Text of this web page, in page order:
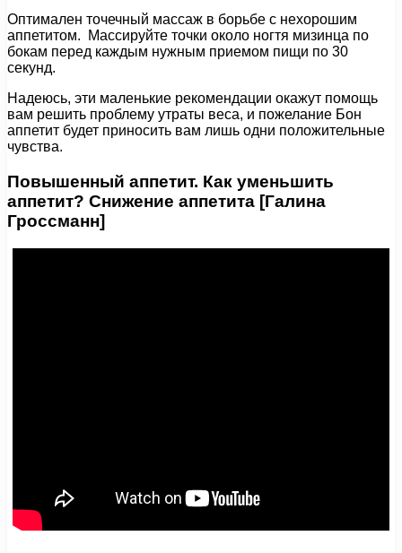
Оптимален точечный массаж в борьбе с нехорошим
аппетитом. Массируйте точки около ногтя мизинца по
бокам перед каждым нужным приемом пищи по 30
секунд.
Надеюсь, эти маленькие рекомендации окажут помощь
вам решить проблему утраты веса, и пожелание Бон
аппетит будет приносить вам лишь одни положительные
чувства.
Повышенный аппетит. Как уменьшить
аппетит? Снижение аппетита [Галина
Гроссманн]